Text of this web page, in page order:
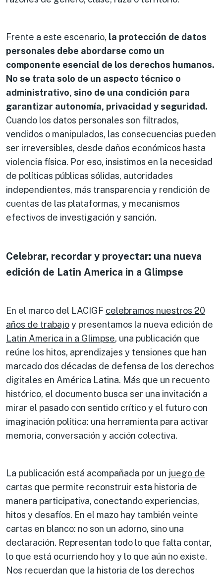
Frente a este escenario, la protección de datos
personales debe abordarse como un
componente esencial de los derechos humanos.
No se trata solo de un aspecto técnico o
administrativo, sino de una condición para
garantizar autonomía, privacidad y seguridad.
Cuando los datos personales son filtrados,
vendidos o manipulados, las consecuencias pueden
ser irreversibles, desde daños económicos hasta
violencia física. Por eso, insistimos en la necesidad
de políticas públicas sólidas, autoridades
independientes, más transparencia y rendición de
cuentas de las plataformas, y mecanismos
efectivos de investigación y sanción.
Celebrar, recordar y proyectar: una nueva
edición de Latin America in a Glimpse
En el marco del LACIGF celebramos nuestros 20
años de trabajoy presentamos la nueva edición de
Latin America in a Glimpse, una publicación que
reúne los hitos, aprendizajes y tensiones que han
marcado dos décadas de defensa de los derechos
digitales en América Latina. Más que un recuento
histórico, el documento busca ser una invitación a
mirar el pasado con sentido crítico y el futuro con
imaginación política: una herramienta para activar
memoria, conversación y acción colectiva.
La publicación está acompañada por un juego de
cartas que permite reconstruir esta historia de
manera participativa, conectando experiencias,
hitos y desafíos. En el mazo hay también veinte
cartas en blanco: no son un adorno, sino una
declaración. Representan todo lo que falta contar,
lo que está ocurriendo hoy y lo que aún no existe.
Nos recuerdan que la historia de los derechos